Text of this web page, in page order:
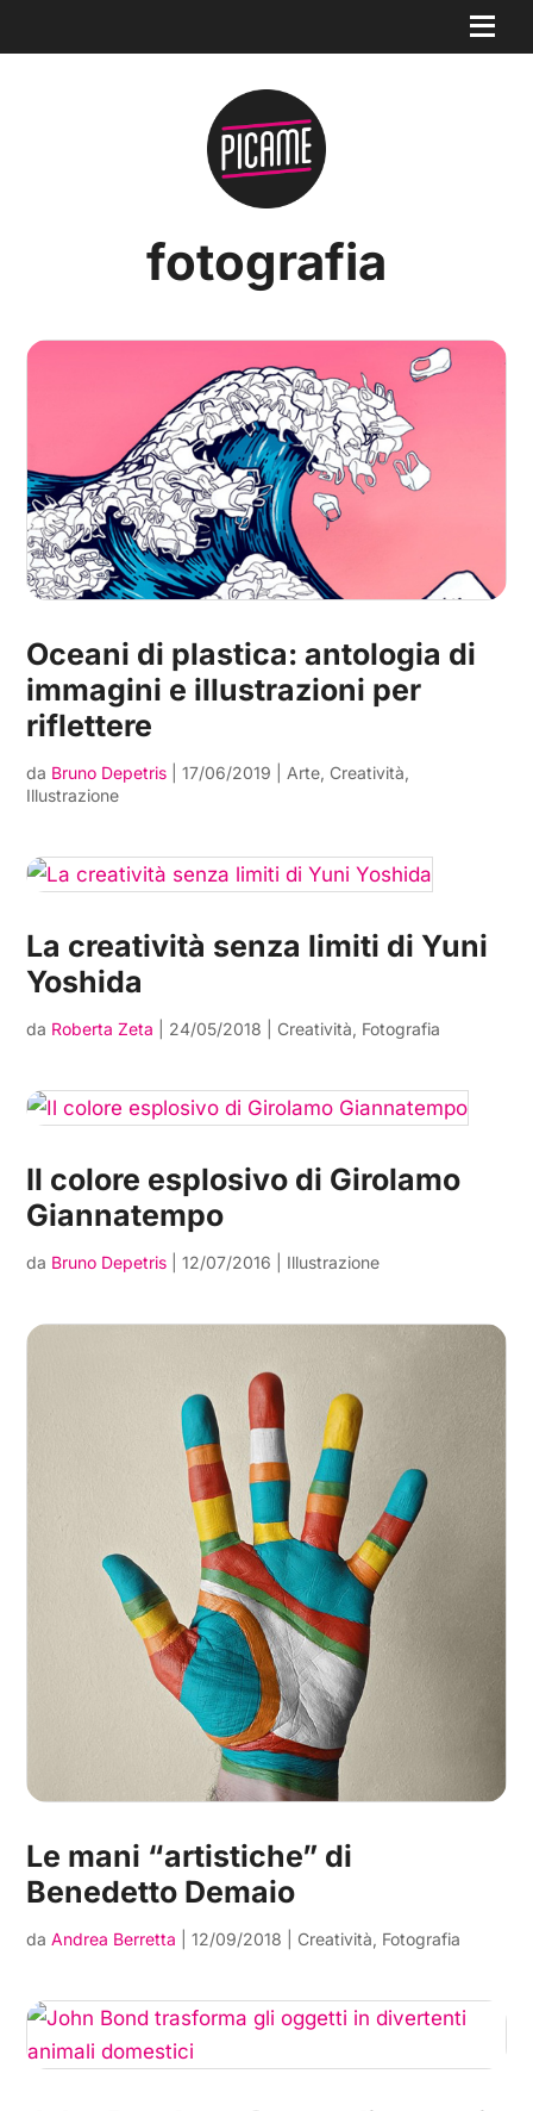
fotografia
Oceani di plastica: antologia di
immagini e illustrazioni per
riflettere
da Bruno Depetris |17/06/2019 Arte, Creatività,
Illustrazione
La creatività senza limiti di Yuni
Yoshida
da Roberta Zeta 24/05/2018 Creatività, Fotografia
Il colore esplosivo di Girolamo
Giannatempo
da Bruno Depetris |12/07/2016 Illustrazione
Le mani “artistiche” di
Benedetto Demaio
daAndrea Berretta |12/09/2018 Creatività, Fotografia